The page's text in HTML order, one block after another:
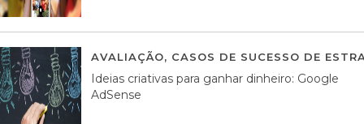
AVALIAÇÃO, CASOS DE SUCESSO DE
Ideias criativas para ganhar dinheiro: Google
AdSense